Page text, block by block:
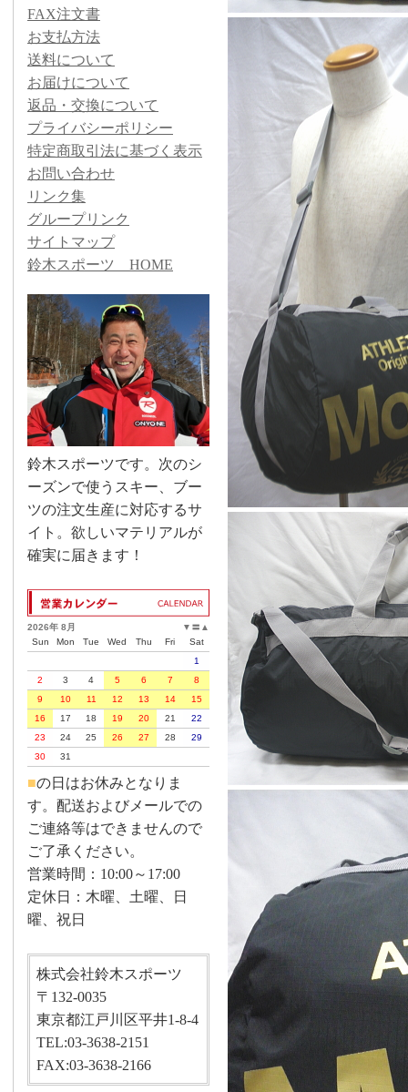
FAX注文書
お支払方法
送料について
お届けについて
返品・交換について
プライバシーポリシー
特定商取引法に基づく表示
お問い合わせ
リンク集
グループリンク
サイトマップ
鈴木スポーツ HOME
鈴木スポーツです。次のシ
ーズンで使うスキー、ブー
ツの注文生産に対応するサ
イト。欲しいマテリアルが
確実に届きます！
▲
〓
▼
2026年 8月
Sun
Mon Tue Wed Thu Fri
Sat
1
2
3 4 5 6 7
8
9
10 11 12 13 14
15
16
17 18 19 20 21
22
23
24 25 26 27 28
29
30
31
■の日はお休みとなりま
す。配送およびメールでの
ご連絡等はできませんので
ご了承ください。
営業時間：10:00～17:00
定休日：木曜、土曜、日
曜、祝日
株式会社鈴木スポーツ
〒132-0035
東京都江戸川区平井1-8-4
TEL:03-3638-2151
FAX:03-3638-2166